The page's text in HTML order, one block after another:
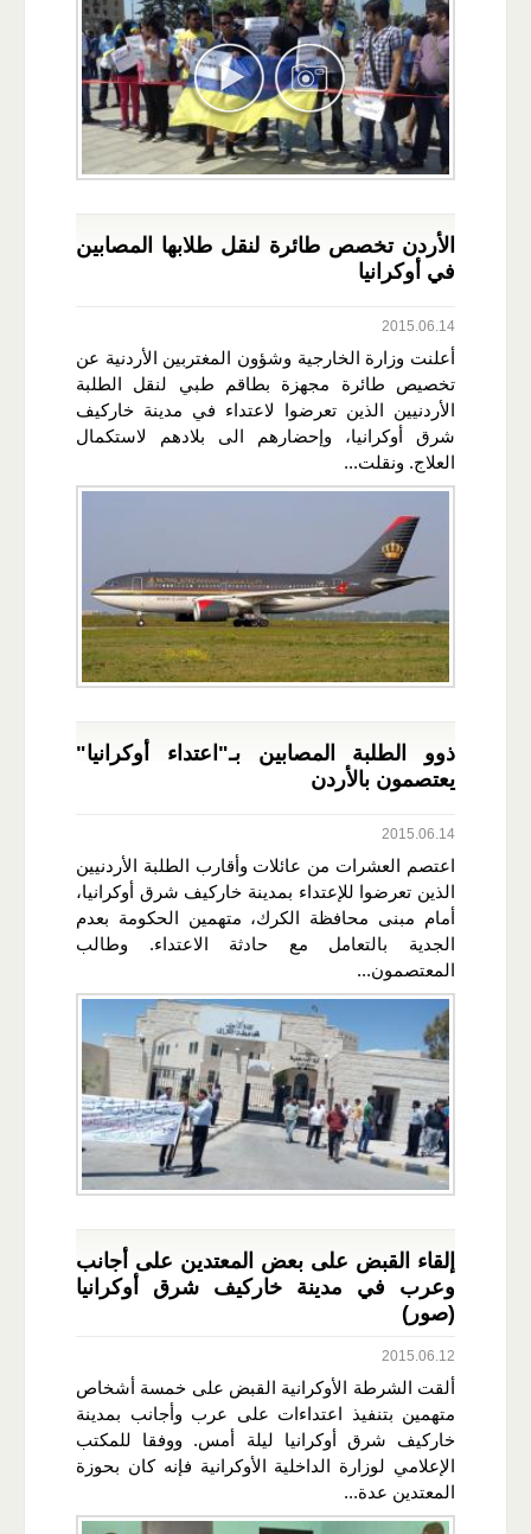
الأردن تخصص طائرة لنقل طلابها المصابين
في أوكرانيا
2015.06.14
أعلنت وزارة الخارجية وشؤون المغتربين الأردنية عن
تخصيص طائرة مجهزة بطاقم طبي لنقل الطلبة
الأردنيين الذين تعرضوا لاعتداء في مدينة خاركيف
شرق أوكرانيا، وإحضارهم الى بلادهم لاستكمال
العلاج. ونقلت...
ذوو الطلبة المصابين بـ"اعتداء أوكرانيا"
يعتصمون بالأردن
2015.06.14
اعتصم العشرات من عائلات وأقارب الطلبة الأردنيين
الذين تعرضوا للإعتداء بمدينة خاركيف شرق أوكرانيا،
أمام مبنى محافظة الكرك، متهمين الحكومة بعدم
الجدية بالتعامل مع حادثة الاعتداء. وطالب
المعتصمون...
إلقاء القبض على بعض المعتدين على أجانب
وعرب في مدينة خاركيف شرق أوكرانيا
(صور)
2015.06.12
ألقت الشرطة الأوكرانية القبض على خمسة أشخاص
متهمين بتنفيذ اعتداءات على عرب وأجانب بمدينة
خاركيف شرق أوكرانيا ليلة أمس. ووفقا للمكتب
الإعلامي لوزارة الداخلية الأوكرانية فإنه كان بحوزة
المعتدين عدة...